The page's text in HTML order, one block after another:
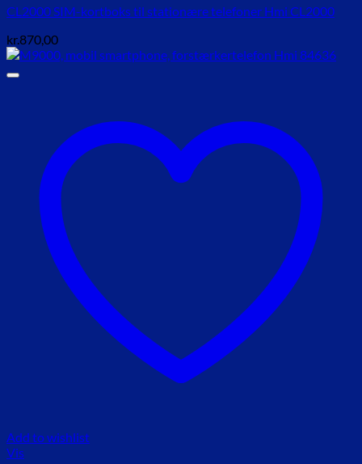
CL2000 SIM-kortboks til stationære telefoner Hmi CL2000
kr.870,00
Add to wishlist
Vis